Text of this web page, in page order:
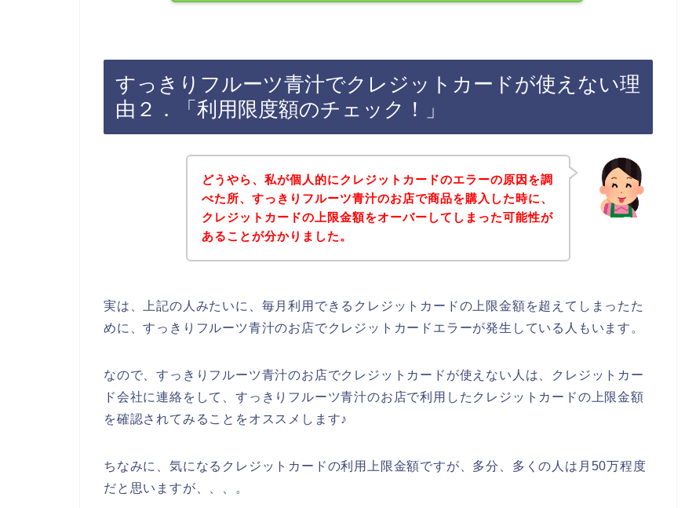
すっきりフルーツ青汁でクレジットカードが使えない理
由２．「利用限度額のチェック！」
どうやら、私が個人的にクレジットカードのエラーの原因を調
べた所、すっきりフルーツ青汁のお店で商品を購入した時に、
クレジットカードの上限金額をオーバーしてしまった可能性が
あることが分かりました。
実は、上記の人みたいに、毎月利用できるクレジットカードの上限金額を超えてしまったた
めに、すっきりフルーツ青汁のお店でクレジットカードエラーが発生している人もいます。
なので、すっきりフルーツ青汁のお店でクレジットカードが使えない人は、クレジットカー
ド会社に連絡をして、すっきりフルーツ青汁のお店で利用したクレジットカードの上限金額
を確認されてみることをオススメします♪
ちなみに、気になるクレジットカードの利用上限金額ですが、多分、多くの人は月50万程度
だと思いますが、、、。